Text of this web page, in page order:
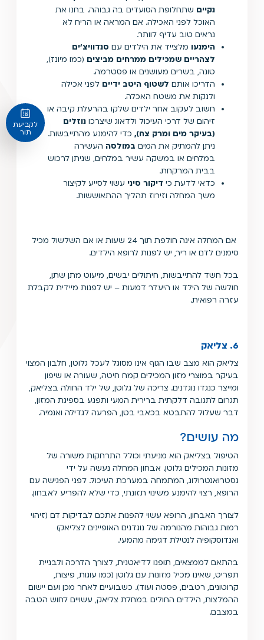
לקביעת
תור
נקיים שתחלופת הסועדים בה גבוהה. בחנו את
האוכל לפני האכילה. אם המראה או הריח לא
נראים טוב עדיף לוותר.
הימנעו מלצייד את הילדים עם סנדוויצ'ים
לצהריים שמכילים ממרחים מביצים (כמו מיונז),
טונה, בשרים מעושנים או פסטרמה.
הדריכו אותם לשטוף היטב ידיים לפני אכילה
ולנקות את משטח האכלה.
חשוב לעקוב אחר ילדים שלקו בהרעלת קיבה או
זיהום של דרכי העיכול ולדאוג שיצרכו נוזלים
(בעיקר מים ומרק צח),כדי להימנע מהתייבשות.
ניתן להמתיק את המים במולסה העשירה
במלחים או במשקה עשיר במלחים, שניתן לרכוש
בבית המרקחת.
כדאי לדעת כי דיקור סיני עשוי לסייע לקיצור
משך המחלה וזירוז תהליך ההתאוששות.
אם המחלה אינה חולפת תוך 24 שעות או אם השלשול מכיל
סימנים לדם או ריר, יש לפנות לרופא הילדים.
בכל חשד להתייבשות, חיתולים יבשים, מיעוט מתן שתן,
חולשה של הילד או היעדר דמעות – יש לפנות מיידית לקבלת
עזרה רפואית.
6. צליאק
צליאק הוא מצב שבו הגוף אינו מסוגל לעכל גלוטן, חלבון המצוי
בעיקר במוצרי מזון המכילים קמח חיטה, שעורה או שיפון
ומייצר כנגדו נוגדנים. צריכה של גלוטן, של ילד החולה בצליאק,
תגרום לתגובה דלקתית ברירית המעי ותפגע בספיגת המזון,
דבר שעלול להתבטא בכאבי בטן, הפרעה לגדילה ואנמיה.
מה עושים?
הטיפול בצליאק הוא מניעתי וכולל התרחקות משורה של
מזונות המכילים גלוטן. אבחון המחלה נעשה על ידי
גסטרואנטרולוג, המתמחה במערכת העיכול. לפני הפגישה עם
הרופא, רצוי להימנע משינוי תזונתי, כדי שלא להפריע לאבחון.
לצורך האבחון, הרופא עשוי להפנות אתכם לבדיקות דם (זיהוי
רמות גבוהות מהנורמה של נוגדנים האופיינים לצליאק)
ואנדוסקופיה לנטילת דגימה מהמעי.
בהתאם לממצאים, תופנו לדיאטנית, לצורך הדרכה ולבניית
תפריט, שאינו מכיל מזונות עם גלוטן (כמו עוגות, פיצות,
קרוטונים, רטבים, פסטה ועוד). כשבועיים לאחר מכן ועם יישום
ההמלצות, הילדים החולים במחלת צליאק, עשויים לחוש הטבה
במצבם.